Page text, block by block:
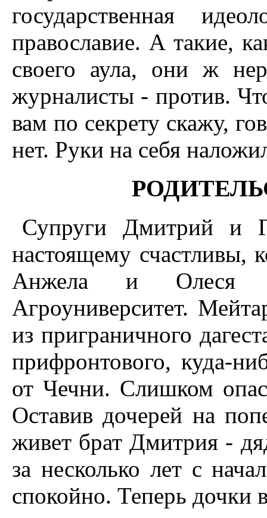
государственная
православие. А такие,
своего аула, они ж
журналисты - против.
вам по секрету скажу,
нет. Руки на себя
Супруги Дмитрий и
настоящему счастливы,
Анжела и Олеся
Агроуниверситет.
из приграничного
прифронтового, куда-
от Чечни. Слишком
Оставив дочерей на
живет брат Дмитрия -
за несколько лет с
спокойно. Теперь дочки